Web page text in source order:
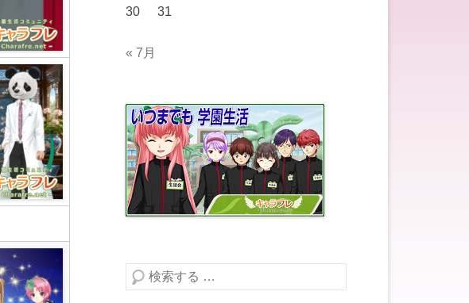
30
31
« 7月
検索する